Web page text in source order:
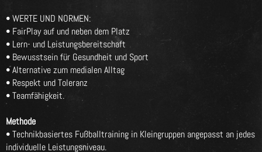
• WERTE UND NORMEN:
• FairPlay auf und neben dem Platz
• Lern- und Leistungsbereitschaft
• Bewusstsein für Gesundheit und Sport
• Alternative zum medialen Alltag
• Respekt und Toleranz
• Teamfähigkeit.
Methode
• Technikbasiertes Fußballtraining in Kleingruppen angepasst an jedes
individuelle Leistungsniveau.